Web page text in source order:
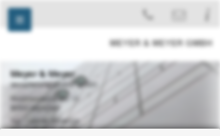
Meyer & Meyer
Versicherungsmakler GmbH
Waldmeisterstraße 13
80935 München
+49 89 35396026
+49 89 35396018